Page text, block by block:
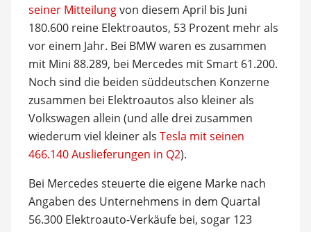
seiner Mitteilungvon diesem April bis Juni
180.600 reine Elektroautos, 53 Prozent mehr als
vor einem Jahr. Bei BMW waren es zusammen
mit Mini 88.289, bei Mercedes mit Smart 61.200.
Noch sind die beiden süddeutschen Konzerne
zusammen bei Elektroautos also kleiner als
Volkswagen allein (und alle drei zusammen
wiederum viel kleiner als Tesla mit seinen
466.140 Auslieferungen in Q2).
Bei Mercedes steuerte die eigene Marke nach
Angaben des Unternehmens in dem Quartal
56.300 Elektroauto-Verkäufe bei, sogar 123